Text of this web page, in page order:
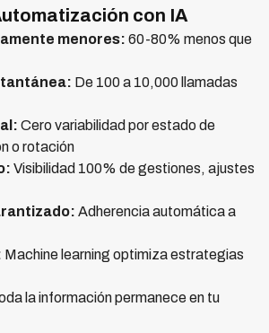
con IA
menores: 60-80% menos que
De 100 a 10,000 llamadas
Cero variabilidad por estado de
o rotación
Visibilidad 100% de gestiones, ajustes
Adherencia automática a
Machine learning optimiza estrategias
la información permanece en tu